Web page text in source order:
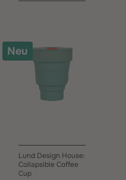
Neu
Lund Design House:
Collapsible Coffee
Cup